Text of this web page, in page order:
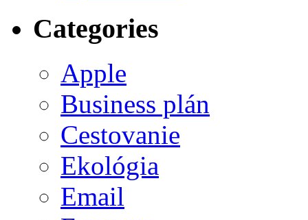
Categories
Apple
Business plán
Cestovanie
Ekológia
Email